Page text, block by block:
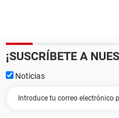
¡SUSCRÍBETE A
Noticias